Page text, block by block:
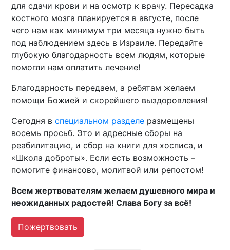
для сдачи крови и на осмотр к врачу. Пересадка
костного мозга планируется в августе, после
чего нам как минимум три месяца нужно быть
под наблюдением здесь в Израиле. Передайте
глубокую благодарность всем людям, которые
помогли нам оплатить лечение!
Благодарность передаем, а ребятам желаем
помощи Божией и скорейшего выздоровления!
Сегодня вспециальном разделе размещены
восемь просьб. Это и адресные сборы на
реабилитацию, и сбор на книги для хосписа, и
«Школа доброты». Если есть возможность –
помогите финансово, молитвой или репостом!
Всем жертвователям желаем душевного мира и
неожиданных радостей! Слава Богу за всё!
Пожертвовать